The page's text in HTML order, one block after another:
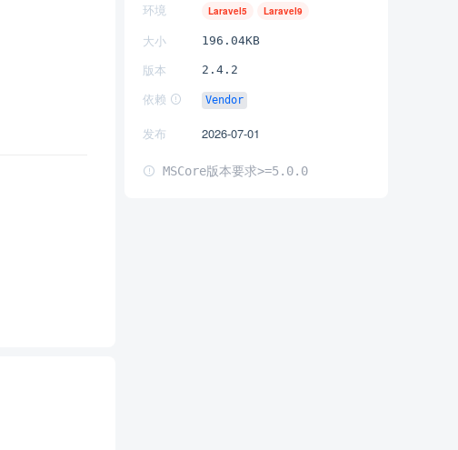
环境 Laravel5 Laravel9
大小 196.04KB
版本 2.4.2
依赖 Vendor
发布 2026-07-01
MSCore版本要求>=5.0.0